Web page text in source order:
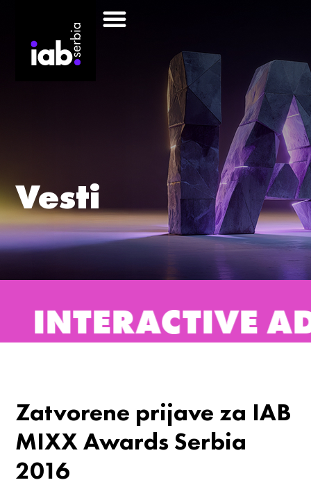
Vesti
Zatvorene prijave za IAB
MIXX Awards Serbia
2016